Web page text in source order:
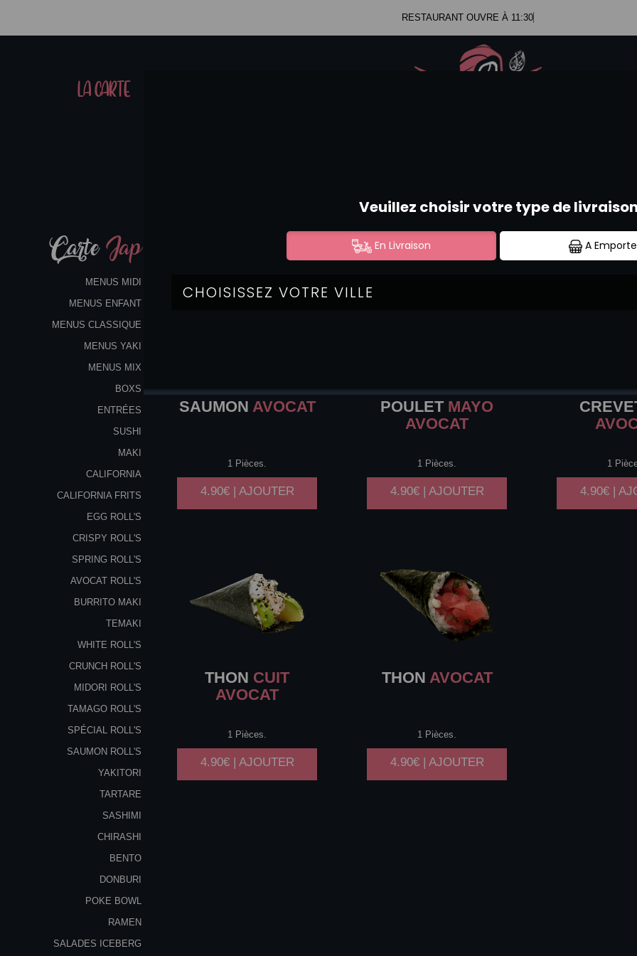
RESTAURANT OUVRE À 11:30
LA CARTE
CarteJap
MENUS MIDI
MENUS ENFANT
MENUS CLASSIQUE
MENUS YAKI
MENUS MIX
BOXS
ENTRÉES
SUSHI
MAKI
CALIFORNIA
CALIFORNIA FRITS
EGG ROLL'S
CRISPY ROLL'S
SPRING ROLL'S
AVOCAT ROLL'S
BURRITO MAKI
TEMAKI
WHITE ROLL'S
CRUNCH ROLL'S
MIDORI ROLL'S
TAMAGO ROLL'S
SPÉCIAL ROLL'S
SAUMON ROLL'S
YAKITORI
TARTARE
SASHIMI
CHIRASHI
BENTO
DONBURI
POKE BOWL
RAMEN
SALADES ICEBERG
TEMAKI
SAUMON AVOCAT
1 Pièces.
4.90€ | AJOUTER
POULETMAYO
AVOCAT
1 Pièces.
4.90€ | AJOUTER
1
4.90€ |
THON CUIT
AVOCAT
1 Pièces.
4.90€ | AJOUTER
THON AVOCAT
1 Pièces.
4.90€ | AJOUTER